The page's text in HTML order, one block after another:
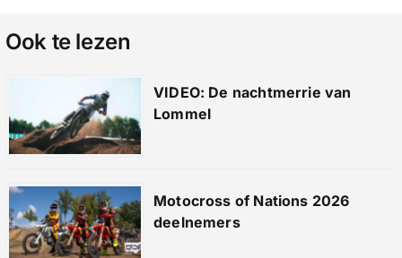
Ook te lezen
VIDEO: De nachtmerrie van
Lommel
Motocross of Nations 2026
deelnemers